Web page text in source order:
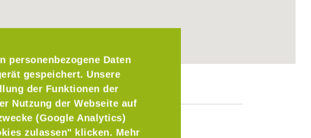
personenbezogene Daten
gespeichert. Unsere
der Funktionen der
Nutzung der Webseite auf
(Google Analytics)
zulassen" klicken. Mehr